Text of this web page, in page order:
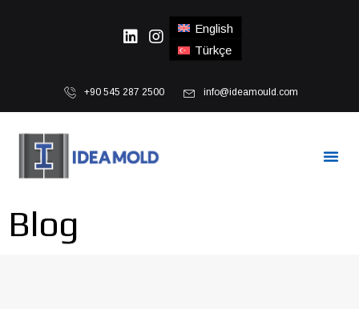
English
Türkçe
+90 545 287 2500 info@ideamould.com
Blog